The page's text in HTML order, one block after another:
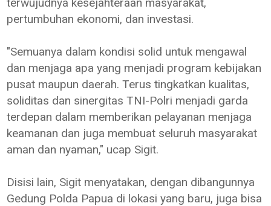
pertumbuhan ekonomi, dan investasi.
"Semuanya dalam kondisi solid untuk mengawal
dan menjaga apa yang menjadi program kebijakan
pusat maupun daerah. Terus tingkatkan kualitas,
soliditas dan sinergitas TNI-Polri menjadi garda
terdepan dalam memberikan pelayanan menjaga
keamanan dan juga membuat seluruh masyarakat
aman dan nyaman," ucap Sigit.
Disisi lain, Sigit menyatakan, dengan dibangunnya
Gedung Polda Papua di lokasi yang baru, juga bisa